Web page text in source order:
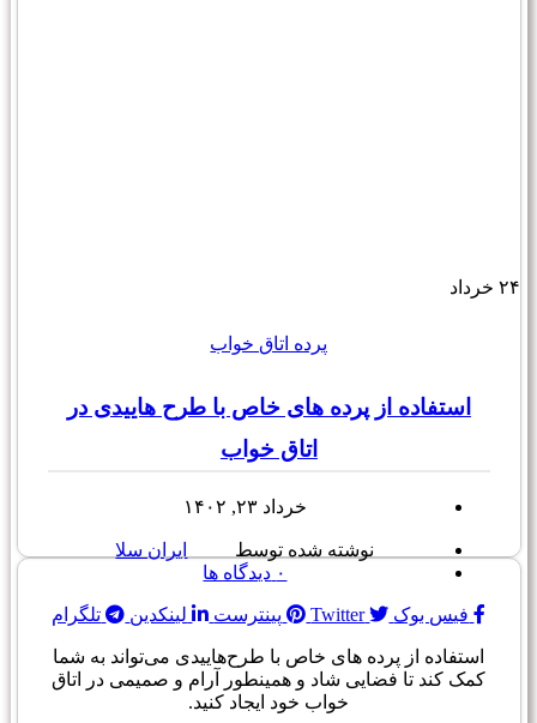
۲۴ خرداد
پرده اتاق خواب
استفاده از پرده های خاص با طرح هاییدی در
اتاق خواب
خرداد ۲۳, ۱۴۰۲
نوشته شده توسط
ایران سلا
۰ دیدگاه ها
فیس بوک Twitter پینترست لینکدین تلگرام
استفاده از پرده های خاص با طرح‌هاییدی می‌تواند به شما
کمک کند تا فضایی شاد و همینطور آرام و صمیمی در اتاق
خواب خود ایجاد کنید.